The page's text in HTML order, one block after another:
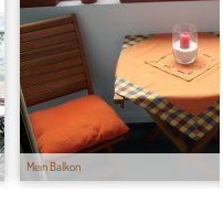
Mein Balkon